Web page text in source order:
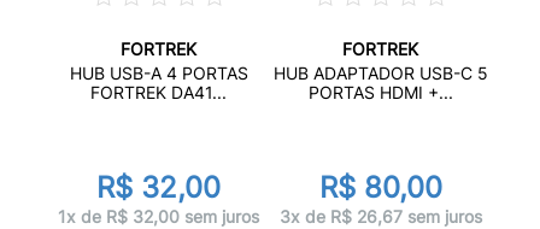
FORTREK
HUB USB-A 4 PORTAS
FORTREK DA41...
R$ 32,00
1x de R$ 32,00 sem juros
FORTREK
HUB ADAPTADOR USB-C 5
PORTAS HDMI +...
R$ 80,00
3x de R$ 26,67 sem juros